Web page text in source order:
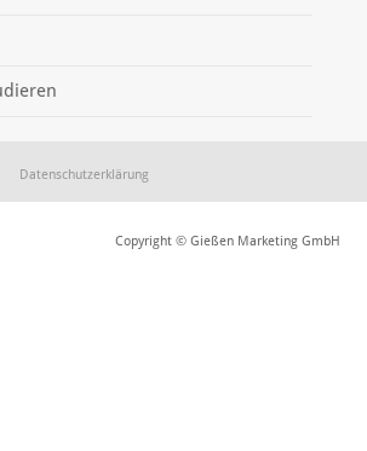
Datenschutzerklärung
Copyright © Gießen Marketing GmbH